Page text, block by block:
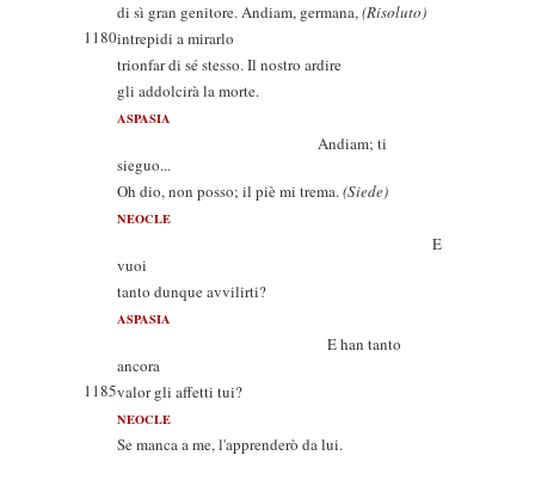
di sì gran genitore. Andiam, germana,(Risoluto)
1180intrepidi a mirarlo
trionfar di sé stesso. Il nostro ardire
gli addolcirà la morte.
ASPASIA
Andiam; ti
sieguo...
Oh dio, non posso; il piè mi trema.(Siede)
NEOCLE
E
vuoi
tanto dunque avvilirti?
ASPASIA
E han tanto
ancora
1185valor gli affetti tui?
NEOCLE
Se manca a me, l'apprenderò da lui.